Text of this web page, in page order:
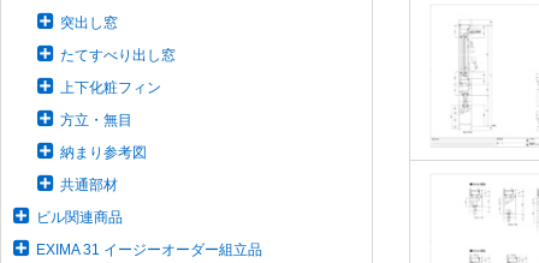
突出し窓
たてすべり出し窓
上下化粧フィン
方立・無目
納まり参考図
共通部材
ビル関連商品
EXIMA 31 イージーオーダー組立品